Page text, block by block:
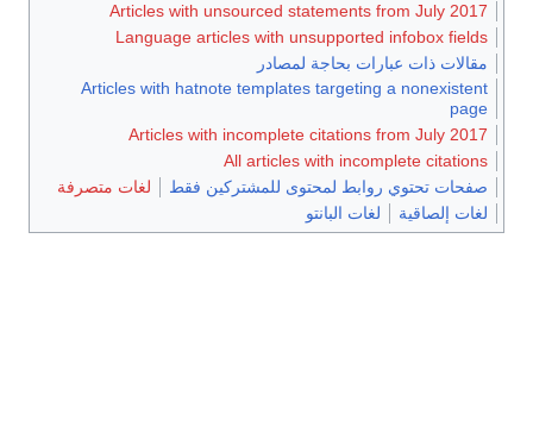
Articles with unsourced statements from July 2017
Language articles with unsupported infobox fields
مقالات ذات عبارات بحاجة لمصادر
Articles with hatnote templates targeting a nonexistent
page
Articles with incomplete citations from July 2017
All articles with incomplete citations
صفحات تحتوي روابط لمحتوى للمشتركين فقط
لغات متصرفة
لغات إلصاقية
لغات البانتو